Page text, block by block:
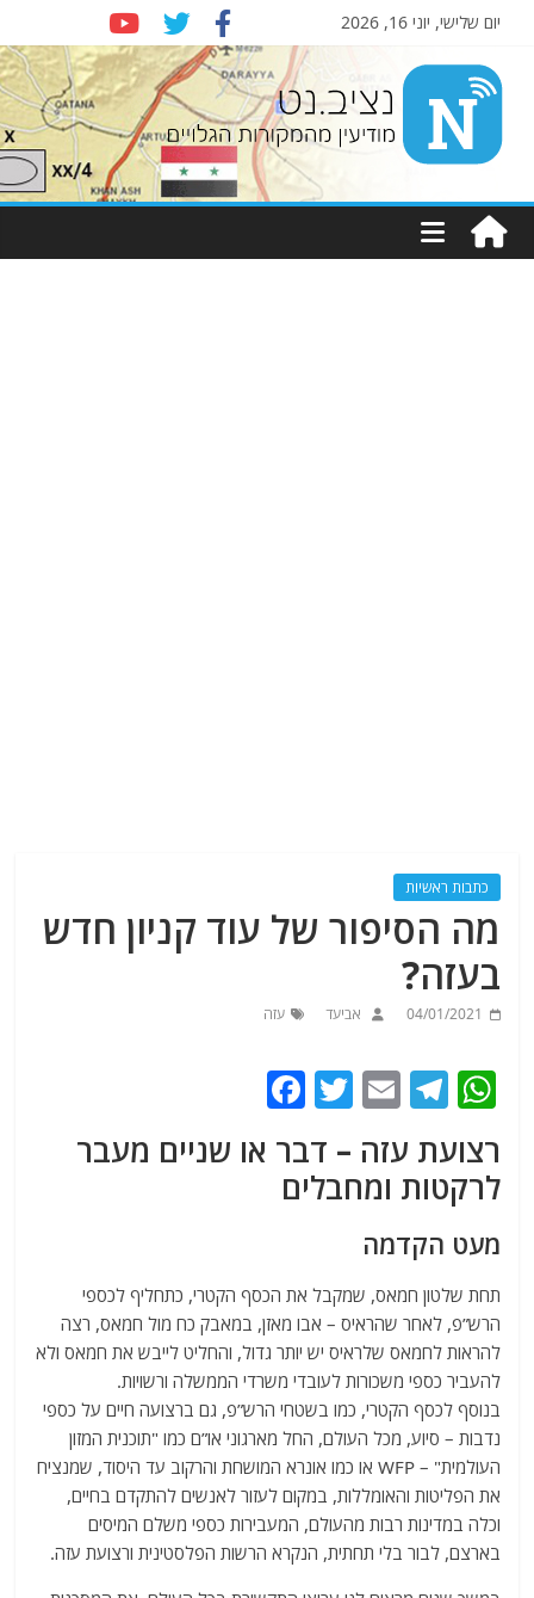
יום שלישי, יוני 16, 2026
Nziv.net
מודיעין
מהמקורות
כתבות ראשיות
מה הסיפור של עוד קניון חדש
בעזה?
04/01/2021 אביעד עזה
W
at
s
A
p
p
T
e
g
ra
m
E
ai
l
T
itt
er
c
o
o
k
רצועת עזה – דבר או שניים מעבר
לרקטות ומחבלים
מעט הקדמה
תחת שלטון חמאס, שמקבל את הכסף הקטרי, כתחליף לכספי
הרש”פ, לאחר שהראיס – אבו מאזן, במאבק כח מול חמאס, רצה
להראות לחמאס שלראיס יש יותר גדול, והחליט לייבש את חמאס ולא
להעביר כספי משכורות לעובדי משרדי הממשלה ורשויות.
בנוסף לכסף הקטרי, כמו בשטחי הרש”פ, גם ברצועה חיים על כספי
נדבות – סיוע, מכל העולם, החל מארגוני או”ם כמו "תוכנית המזון
העולמית" – WFP או כמו אונרא המושחת והרקוב עד היסוד, שמנציח
את הפליטות והאומללות, במקום לעזור לאנשים להתקדם בחיים,
וכלה במדינות רבות מהעולם, המעבירות כספי משלם המיסים
בארצם, לבור בלי תחתית, הנקרא הרשות הפלסטינית ורצועת עזה.